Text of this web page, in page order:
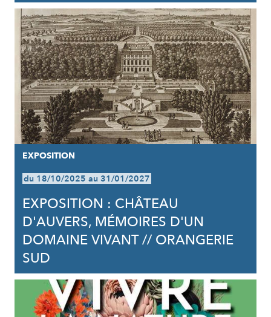
EXPOSITION
du 18/10/2025 au 31/01/2027
EXPOSITION : CHÂTEAU
D'AUVERS, MÉMOIRES D'UN
DOMAINE VIVANT // ORANGERIE
SUD